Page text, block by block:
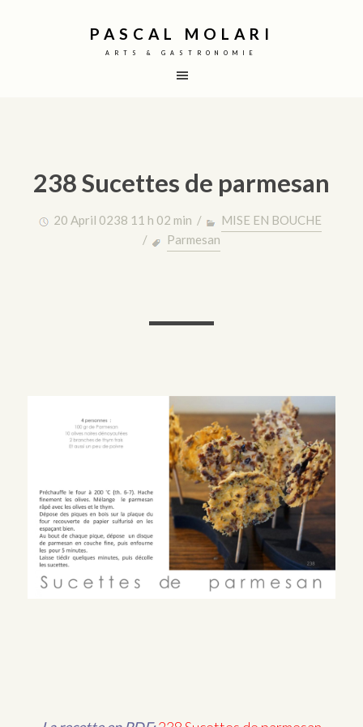
PASCAL MOLARI
ARTS & GASTRONOMIE
238 Sucettes de parmesan
20 April 0238 11 h 02 min /
MISE EN BOUCHE
/
Parmesan